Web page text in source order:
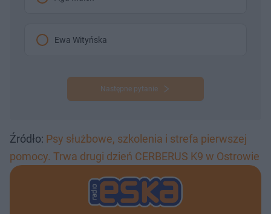
Ewa Wityńska
Następne pytanie
Źródło: Psy służbowe, szkolenia i strefa pierwszej
pomocy. Trwa drugi dzień CERBERUS K9 w Ostrowie